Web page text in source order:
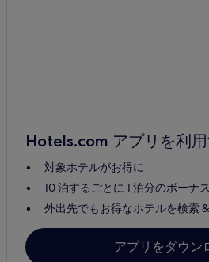
Hotels.com アプリを利
対象ホテルがお得に
10 泊するごとに 1 泊分のボーナ
外出先でもお得なホテルを検索
アプリをダウン